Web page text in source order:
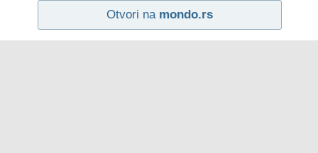
Otvori na mondo.rs